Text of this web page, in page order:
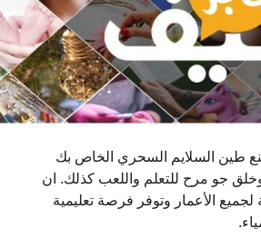
طين السلايم السحري الخاص بك
جو مرح للتعلم واللعب كذلك. ان
لجميع الأعمار وتوفر فرصة تعليمية